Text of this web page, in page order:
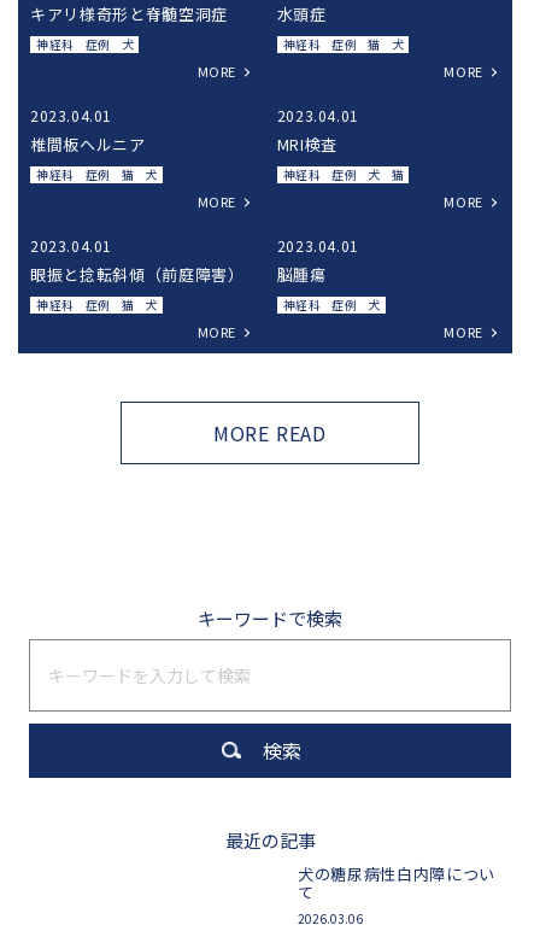
キアリ様奇形と脊髄空洞症
症例
神経科 犬
MORE
水頭症
症例
神経科 犬
猫
MORE
2023.04.01
椎間板ヘルニア
症例
神経科 犬
猫
MORE
2023.04.01
MRI検査
症例
神経科 猫
犬
MORE
2023.04.01
眼振と捻転斜傾（前庭障害）
症例
神経科 犬
猫
MORE
2023.04.01
脳腫瘍
症例
神経科 犬
MORE
MORE READ
キーワードで検索
最近の記事
犬の糖尿病性白内障につい
て
2026.03.06